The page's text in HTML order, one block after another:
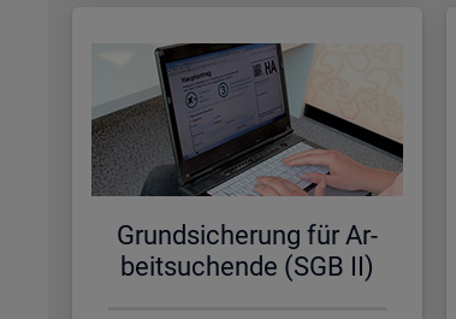
Grund­si­che­rung für Ar­
beit­su­chen­de (SGB II)